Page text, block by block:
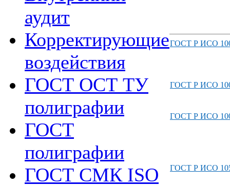
аудит
Корректирующие
воздействия
ГОСТ ОСТ ТУ
полиграфии
ГОСТ
полиграфии
ГОСТ СМК ISO
ГОСТ Р ИСО
ГОСТ Р ИСО
ГОСТ Р ИСО
ГОСТ Р ИСО